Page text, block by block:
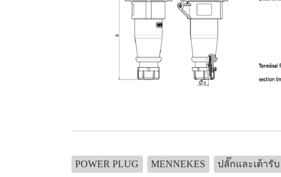
POWER PLUG MENNEKES ปลั๊กและเต้ารับ